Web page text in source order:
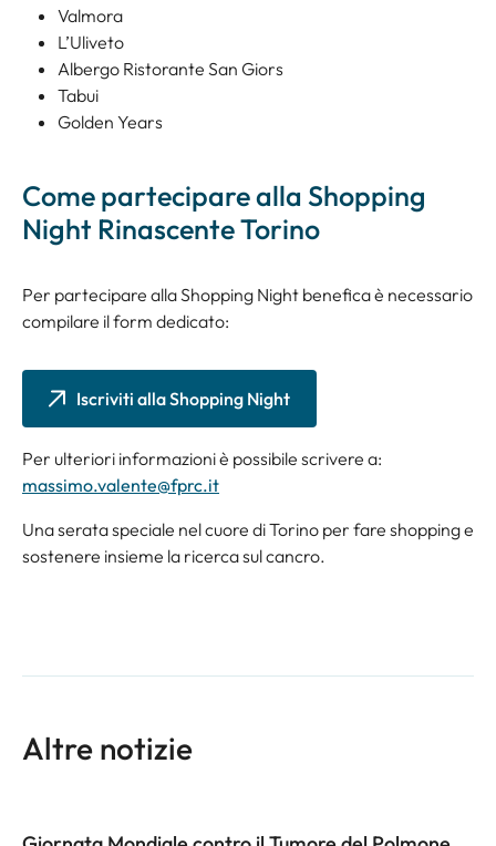
Valmora
L’Uliveto
Albergo Ristorante San Giors
Tabui
Golden Years
Come partecipare alla Shopping
Night Rinascente Torino
Per partecipare alla Shopping Night benefica è necessario
compilare il form dedicato:
Iscriviti alla Shopping Night
Per ulteriori informazioni è possibile scrivere a:
massimo.valente@fprc.it
Una serata speciale nel cuore di Torino per fare shopping e
sostenere insieme la ricerca sul cancro.
Altre notizie